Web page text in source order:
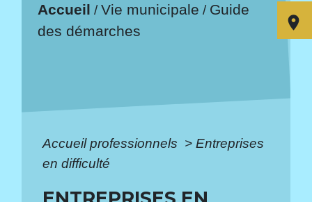
Accueil /Vie municipale / Guide
des démarches
Accueil professionnels > Entreprises
en difficulté
room